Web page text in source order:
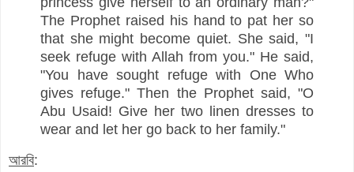
The Prophet raised his hand to pat her so
that she might become quiet. She said, "I
seek refuge with Allah from you." He said,
"You have sought refuge with One Who
gives refuge." Then the Prophet said, "O
Abu Usaid! Give her two linen dresses to
wear and let her go back to her family."
আরবি: